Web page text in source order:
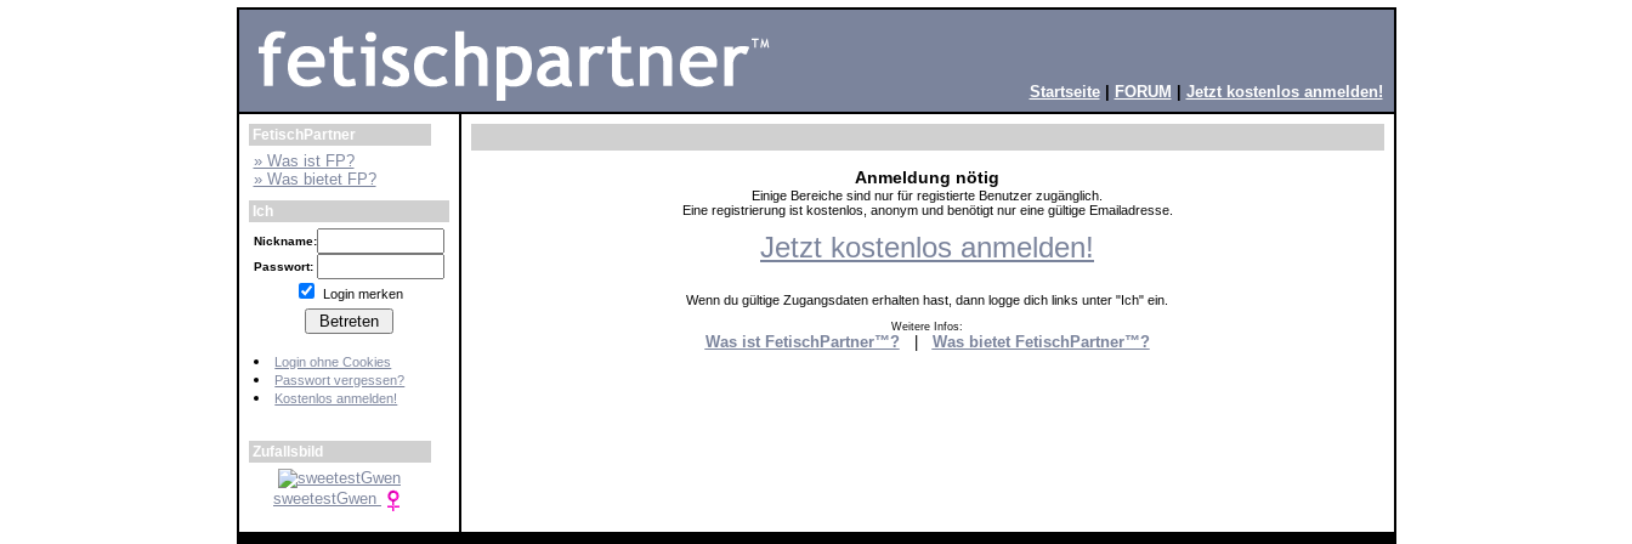
Startseite| FORUM Jetzt kostenlos anmelden!
FetischPartner
» Was ist FP?
» Was bietet FP?
Ich
Nickname:
Passwort:
Login merken
Login ohne Cookies
Passwort vergessen?
Kostenlos anmelden!
Zufallsbild
sweetestGwen
Anmeldung nötig
Einige Bereiche sind nur für registierte Benutzer zugänglich.
Eine registrierung ist kostenlos, anonym und benötigt nur eine gültige Emailadresse.
Jetzt kostenlos anmelden!
Wenn du gültige Zugangsdaten erhalten hast, dann logge dich links unter "Ich" ein.
Weitere Infos:
Was ist FetischPartner™? Was bietet FetischPartner™?